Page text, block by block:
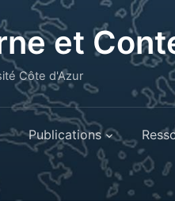
et
Côte d'Azur
Publications